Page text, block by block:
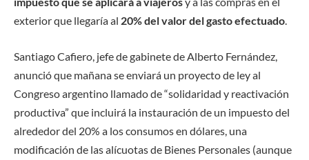
exterior que llegaría al 20% del valor del gasto efectuado.
Santiago Cafiero, jefe de gabinete de Alberto Fernández,
anunció que mañana se enviará un proyecto de ley al
Congreso argentino llamado de “solidaridad y reactivación
productiva” que incluirá la instauración de un impuesto del
alrededor del 20% a los consumos en dólares, una
modificación de las alícuotas de Bienes Personales (aunque